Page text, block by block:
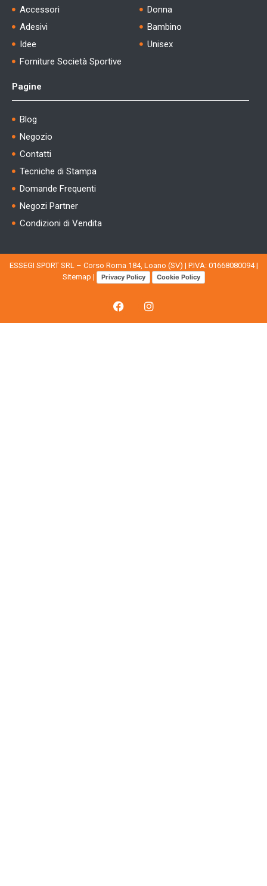
Accessori
Adesivi
Idee
Forniture Società Sportive
Donna
Bambino
Unisex
Pagine
Blog
Negozio
Contatti
Tecniche di Stampa
Domande Frequenti
Negozi Partner
Condizioni di Vendita
ESSEGI SPORT SRL – Corso Roma 184, Loano (SV) | P.IVA: 01668080094 |
Sitemap | Privacy Policy Cookie Policy